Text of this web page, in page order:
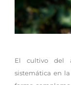
El cultivo del
sistemática en